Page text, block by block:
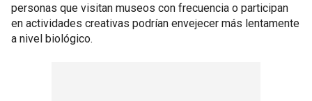
personas que visitan museos con frecuencia o participan
en actividades creativas podrían envejecer más lentamente
a nivel biológico.